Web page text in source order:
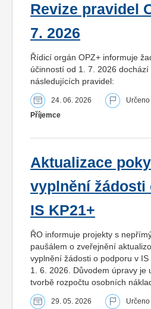
Revize pravidel
7. 2026
Řídicí orgán OPZ+ informuje
účinností od 1. 7. 2026 dochází
následujících pravidel:
24. 06. 2026
Příjemce
Aktualizace
vyplnění žádosti
IS KP21+
ŘO informuje projekty s
paušálem o zveřejnění
vyplnění žádosti o podporu v
1. 6. 2026. Důvodem úpravy je
tvorbě rozpočtu osobních
29. 05. 2026